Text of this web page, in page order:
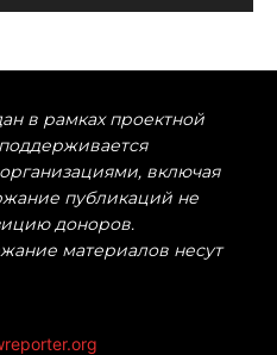
в рамках проектной
включая
публикаций не
доноров.
материалов несут